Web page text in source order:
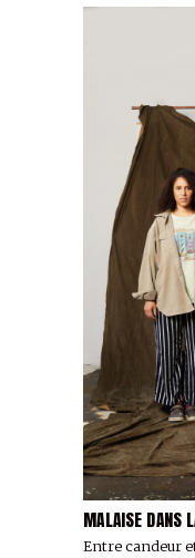
MALAISE DANS
Entre candeur